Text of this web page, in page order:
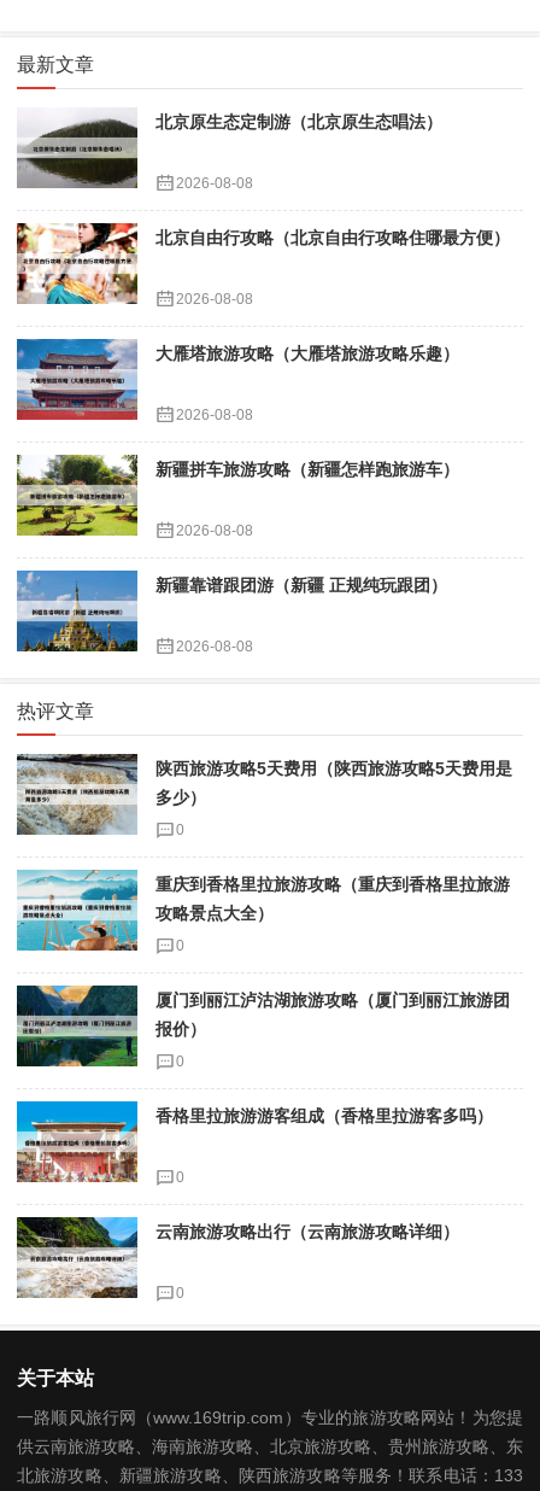
最新文章
北京原生态定制游（北京原生态唱法）
2026-08-08
北京自由行攻略（北京自由行攻略住哪最方便）
2026-08-08
大雁塔旅游攻略（大雁塔旅游攻略乐趣）
2026-08-08
新疆拼车旅游攻略（新疆怎样跑旅游车）
2026-08-08
新疆靠谱跟团游（新疆 正规纯玩跟团）
2026-08-08
热评文章
陕西旅游攻略5天费用（陕西旅游攻略5天费用是
多少）
0
重庆到香格里拉旅游攻略（重庆到香格里拉旅游
攻略景点大全）
0
厦门到丽江泸沽湖旅游攻略（厦门到丽江旅游团
报价）
0
香格里拉旅游游客组成（香格里拉游客多吗）
0
云南旅游攻略出行（云南旅游攻略详细）
0
关于本站
一路顺风旅行网（www.169trip.com）专业的旅游攻略网站！为您提
供云南旅游攻略、海南旅游攻略、北京旅游攻略、贵州旅游攻略、东
北旅游攻略、新疆旅游攻略、陕西旅游攻略等服务！联系电话：133